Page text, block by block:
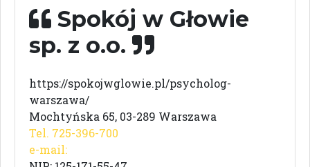
Spokój w Głowie
sp. z o.o.
https://spokojwglowie.pl/psycholog-
warszawa/
Mochtyńska 65, 03-289 Warszawa
Tel. 725-396-700
e-mail: